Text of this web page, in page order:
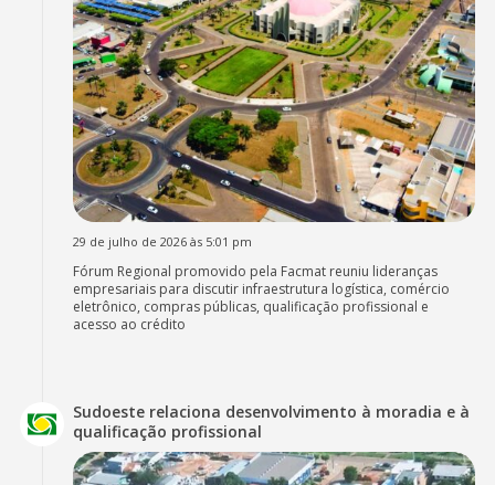
29 de julho de 2026 às 5:01 pm
Fórum Regional promovido pela Facmat reuniu lideranças
empresariais para discutir infraestrutura logística, comércio
eletrônico, compras públicas, qualificação profissional e
acesso ao crédito
Sudoeste relaciona desenvolvimento à moradia e à
qualificação profissional